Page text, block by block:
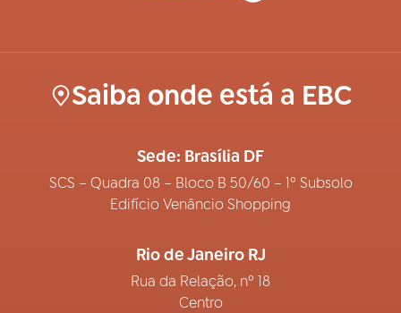
Saiba onde está a EBC
Sede: Brasília DF
SCS – Quadra 08 – Bloco B 50/60 – 1º Subsolo
Edifício Venâncio Shopping
Rio de Janeiro RJ
Rua da Relação, nº 18
Centro